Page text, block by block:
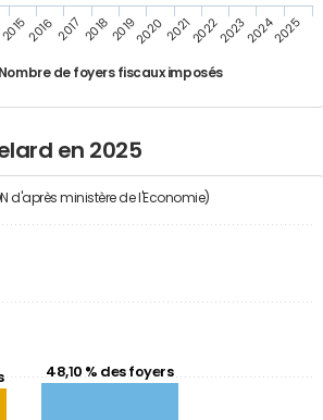
Nombre de foyers fiscaux imposés
20152016 2017 20182019202020212022202320242025
en 2025
d'après ministère de l'Economie)
48,10 % des foyers